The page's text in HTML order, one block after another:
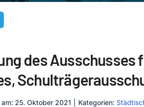
des Ausschusses
25. Oktober 2021 Kategorien: